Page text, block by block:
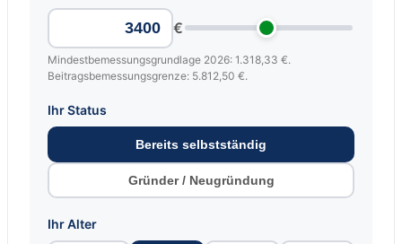
€
Mindestbemessungsgrundlage 2026: 1.318,33 €.
Beitragsbemessungsgrenze: 5.812,50 €.
Ihr Status
Bereits selbstständig
Gründer / Neugründung
Ihr Alter